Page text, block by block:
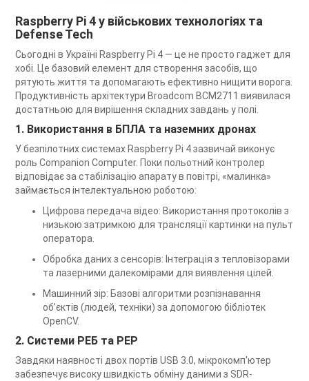
Raspberry Pi 4 у військових технологіях та
Defense Tech
Сьогодні в Україні Raspberry Pi 4 — це не просто гаджет для
хобі. Це базовий елемент для створення засобів, що
рятують життя та допомагають ефективно нищити ворога.
Продуктивність архітектури Broadcom BCM2711 виявилася
достатньою для вирішення складних завдань у полі.
1. Використання в БПЛА та наземних дронах
У безпілотних системах Raspberry Pi 4 зазвичай виконує
роль Companion Computer. Поки польотний контролер
відповідає за стабілізацію апарату в повітрі, «малинка»
займається інтелектуальною роботою:
Цифрова передача відео: Використання протоколів з
низькою затримкою для трансляції картинки на пульт
оператора.
Обробка даних з сенсорів: Інтеграція з тепловізорами
та лазерними далекомірами для виявлення цілей.
Машинний зір: Базові алгоритми розпізнавання
об’єктів (людей, техніки) за допомогою бібліотек
OpenCV.
2. Системи РЕБ та РЕР
Завдяки наявності двох портів USB 3.0, мікрокомп'ютер
забезпечує високу швидкість обміну даними з SDR-